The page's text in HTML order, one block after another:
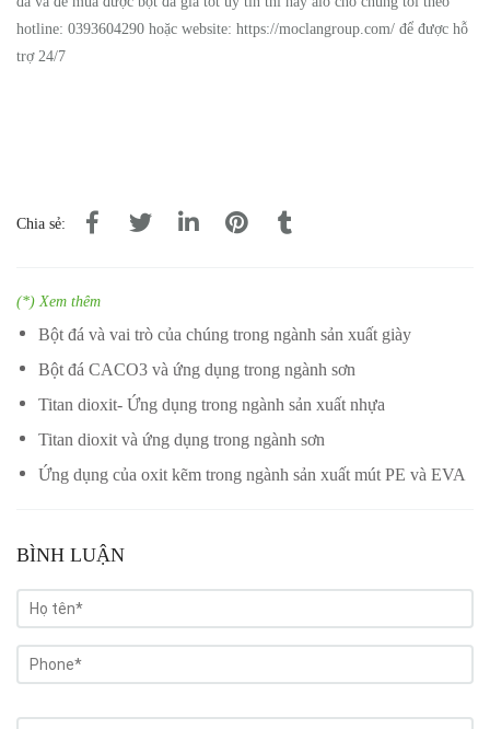
hotline: 0393604290 hoặc website: https://moclangroup.com/ để được hỗ
trợ 24/7
Chia sẻ:
(*) Xem thêm
Bột đá và vai trò của chúng trong ngành sản xuất giày
Bột đá CACO3 và ứng dụng trong ngành sơn
Titan dioxit- Ứng dụng trong ngành sản xuất nhựa
Titan dioxit và ứng dụng trong ngành sơn
Ứng dụng của oxit kẽm trong ngành sản xuất mút PE và EVA
BÌNH LUẬN